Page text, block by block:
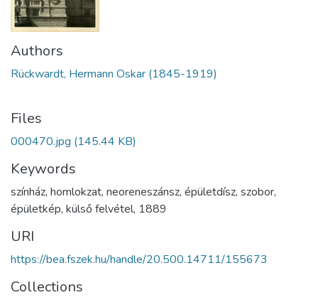
Authors
Rückwardt, Hermann Oskar (1845-1919)
Files
000470.jpg (145.44 KB)
Keywords
színház, homlokzat, neoreneszánsz, épületdísz, szobor,
épületkép, külső felvétel, 1889
URI
https://bea.fszek.hu/handle/20.500.14711/155673
Collections